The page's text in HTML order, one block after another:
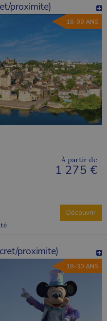
proximite)
18-99 ANS
À partir de
1 275 €
Découvrir
proximite)
18-30 ANS